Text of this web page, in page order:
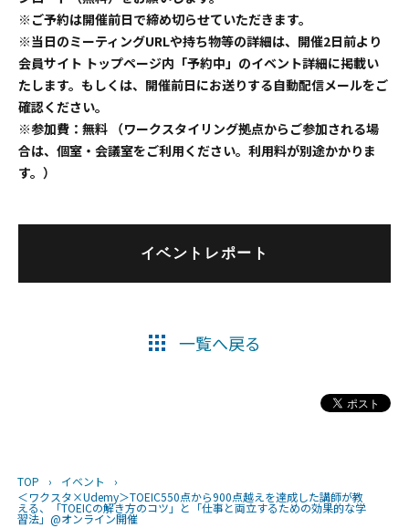
※ご予約は開催前日で締め切らせていただきます。
※当日のミーティングURLや持ち物等の詳細は、開催2日前より
会員サイト トップページ内「予約中」のイベント詳細に掲載い
たします。もしくは、開催前日にお送りする自動配信メールをご
確認ください。
※参加費：無料 （ワークスタイリング拠点からご参加される場
合は、個室・会議室をご利用ください。利用料が別途かかりま
す。）
イベントレポート
一覧へ戻る
TOP › イベント
›
＜ワクスタ×Udemy＞TOEIC550点から900点越えを達成した講師が教
える、「TOEICの解き方のコツ」と「仕事と両立するための効果的な学
習法」@オンライン開催